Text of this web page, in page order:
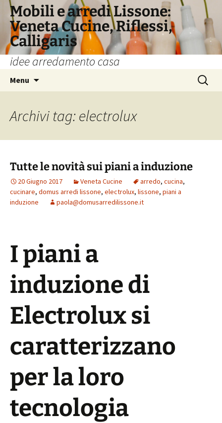
Vai
contenuto
Mobili e arredi Lissone:
Veneta Cucine, Riflessi,
Calligaris
idee arredamento casa
Menu
Ricerca
per:
Archivi tag: electrolux
Tutte le novità sui piani a induzione
20 Giugno 2017 Veneta Cucine arredo, cucina,
cucinare, domus arredi lissone, electrolux, lissone, piani a
induzione
paola@domusarredilissone.it
I piani a
induzionedi
Electroluxsi
caratterizzano
per la loro
tecnologia